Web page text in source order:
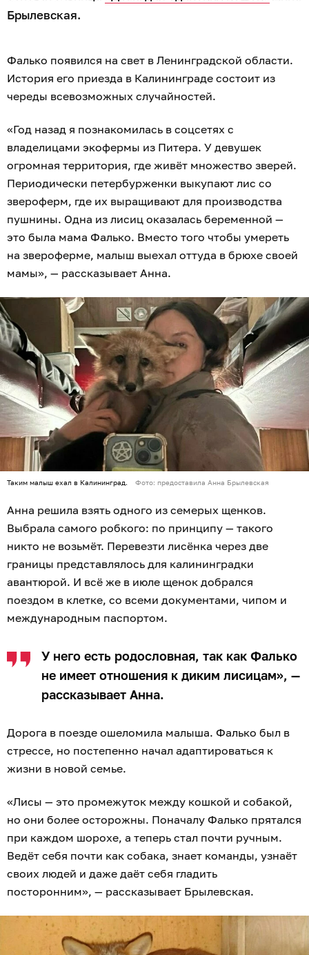
Брылевская.
Фалько появился на свет в Ленинградской области.
История его приезда в Калининграде состоит из
череды всевозможных случайностей.
«Год назад я познакомилась в соцсетях с
владелицами экофермы из Питера. У девушек
огромная территория, где живёт множество зверей.
Периодически петербурженки выкупают лис со
звероферм, где их выращивают для производства
пушнины. Одна из лисиц оказалась беременной —
это была мама Фалько. Вместо того чтобы умереть
на звероферме, малыш выехал оттуда в брюхе своей
мамы», — рассказывает Анна.
Таким малыш ехал в Калининград. Фото: предоставила Анна Брылевская
Анна решила взять одного из семерых щенков.
Выбрала самого робкого: по принципу — такого
никто не возьмёт. Перевезти лисёнка через две
границы представлялось для калининградки
авантюрой. И всё же в июле щенок добрался
поездом в клетке, со всеми документами, чипом и
международным паспортом.
У него есть родословная, так как Фалько
не имеет отношения к диким лисицам», —
рассказывает Анна.
Дорога в поезде ошеломила малыша. Фалько был в
стрессе, но постепенно начал адаптироваться к
жизни в новой семье.
«Лисы — это промежуток между кошкой и собакой,
но они более осторожны. Поначалу Фалько прятался
при каждом шорохе, а теперь стал почти ручным.
Ведёт себя почти как собака, знает команды, узнаёт
своих людей и даже даёт себя гладить
посторонним», — рассказывает Брылевская.